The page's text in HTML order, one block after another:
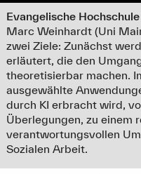
Evangelische
Marc Weinhardt (Uni
zwei Ziele: Zunächst
erläutert, die den
theoretisierbar machen.
ausgewählte
durch KI erbracht wird,
Überlegungen, zu einem
verantwortungsvollen
Sozialen Arbeit.